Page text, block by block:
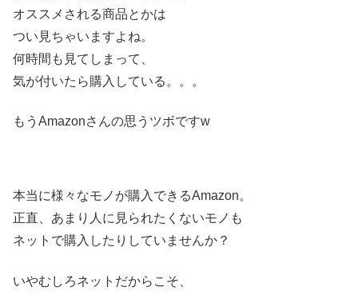
オススメされる商品とかは
つい見ちゃいますよね。
何時間も見てしまって、
気が付いたら購入している。。。
もうAmazonさんの思うツボですw
本当に様々なモノが購入できるAmazon。
正直、あまり人に見られたくないモノも
ネットで購入したりしていませんか？
いやむしろネットだからこそ、